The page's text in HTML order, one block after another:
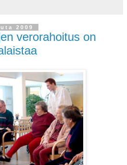
2009
verorahoitus on